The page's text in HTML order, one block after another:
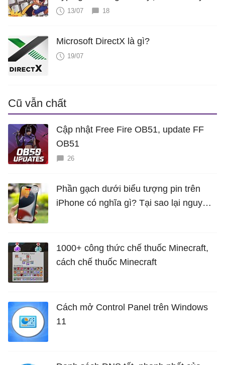
cực hấp dẫn
13/07 18
Microsoft DirectX là gì?
19/07
Cũ vẫn chất
Cập nhật Free Fire OB51, update FF
OB51
26
Phần gạch dưới biểu tượng pin trên
iPhone có nghĩa gì? Tại sao lại nguy
1000+ công thức chế thuốc Minecraft,
cách chế thuốc Minecraft
Cách mở Control Panel trên Windows
11